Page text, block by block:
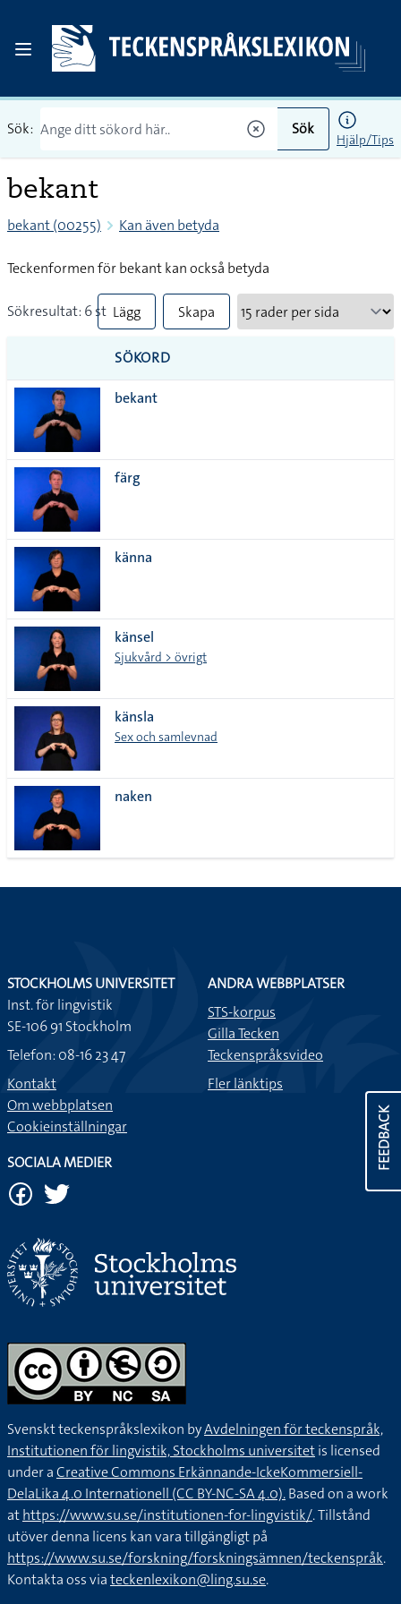
Sök: Sök
Hjälp/Tips
bekant
bekant (00255) Kan även betyda
Teckenformen för bekant kan också betyda
Sökresultat: 6 st Lägg
till
alla i
Skapa
SÖKORD
bekant
färg
känna
känsel
Sjukvård > övrigt
känsla
Sex och samlevnad
naken
FEEDBACK
STOCKHOLMS UNIVERSITET
Inst. för lingvistik
SE-106 91 Stockholm
Telefon: 08-16 23 47
Kontakt
Om webbplatsen
Cookieinställningar
ANDRA WEBBPLATSER
STS-korpus
Gilla Tecken
Teckenspråksvideo
Fler länktips
SOCIALA MEDIER
Svenskt teckenspråkslexikon byAvdelningen för teckenspråk,
Institutionen för lingvistik, Stockholms universitetis licensed
under aCreative Commons Erkännande-IckeKommersiell-
DelaLika 4.0 Internationell (CC BY-NC-SA 4.0).Based on a work
athttps://www.su.se/institutionen-for-lingvistik/. Tillstånd
utöver denna licens kan vara tillgängligt på
https://www.su.se/forskning/forskningsämnen/teckenspråk.
Kontakta oss viateckenlexikon@ling.su.se.